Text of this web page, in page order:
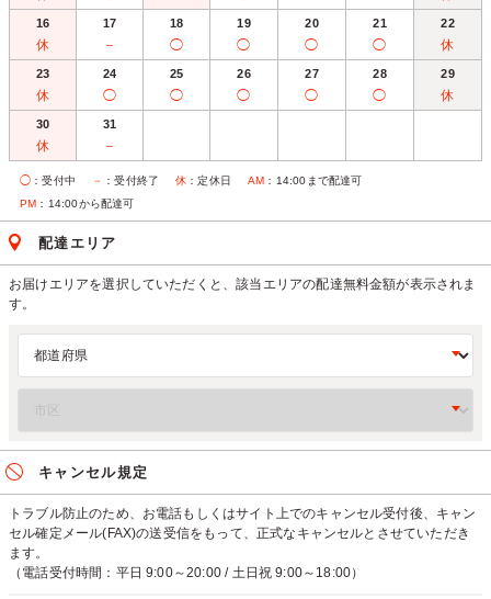
16
休
17
－
18
◯
19
◯
20
◯
21
◯
22
休
23
休
24
◯
25
◯
26
◯
27
◯
28
◯
29
休
30
休
31
－
◯ ：受付中 － ：受付終了 休 ：定休日 AM ：14:00まで配達可
PM ：14:00から配達可
配達エリア
お届けエリアを選択していただくと、該当エリアの配達無料金額が表示されま
す。
キャンセル規定
トラブル防止のため、お電話もしくはサイト上でのキャンセル受付後、キャン
セル確定メール(FAX)の送受信をもって、正式なキャンセルとさせていただき
ます。
（電話受付時間：平日 9:00～20:00 / 土日祝 9:00～18:00）